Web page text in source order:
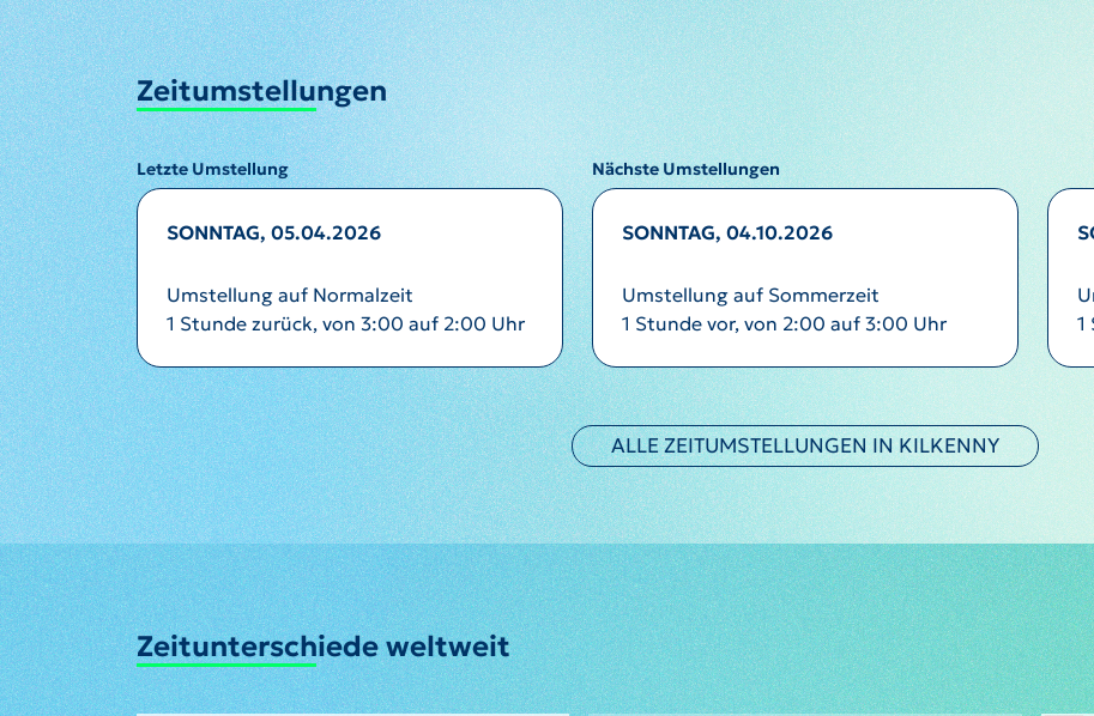
Zeitumstellungen
Letzte Umstellung Nächste Umstellungen
SONNTAG, 05.04.2026
Umstellung auf Normalzeit
1 Stunde zurück, von 3:00 auf 2:00 Uhr
SONNTAG, 04.10.2026
Umstellung auf Sommerzeit
1 Stunde vor, von 2:00 auf 3:00 Uhr
1
ALLE ZEITUMSTELLUNGEN IN KILKENNY
Zeitunterschiede weltweit